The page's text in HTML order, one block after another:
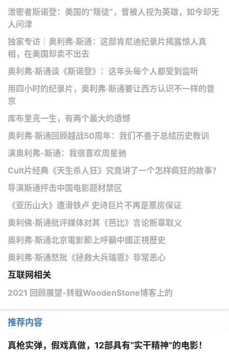
泄密者斯诺登：美国的“叛徒”，曾被人视为英雄，如今却无
人问津
独家专访｜奥利弗·斯通：这部肯尼迪纪录片揭露惊人真
相，在美国却卖不出去
奥利弗·斯通谈《斯诺登》：这年头每个人都受到监听
用四小时的纪录片，奥利弗·斯通要让西方认识不一样的普
京
库布里克一生，有两个最大的遗憾
奥利弗·斯通回顾越战50周年：我们不善于总结历史教训
演奥利弗-斯通：我很喜欢周星驰
Cult片经典《天生杀人狂》究竟讲了一个怎样疯狂的故事？
导演斯通抨击中国电影题材禁区
《亚历山大》遭滑铁卢 史诗巨片不再是票房保证
奥利佛·斯通批评媒体对其《芭比》言论断章取义
奧利弗·斯通北京電影節上呼籲中國正視歷史
奥利弗·斯通怒批《拯救大兵瑞恩》非常恶心
互联网相关
2021 回顾展望-转载WoodenStone博客上的
推荐内容
真枪实弹，假戏真做，12部具有“实干精神”的电影！